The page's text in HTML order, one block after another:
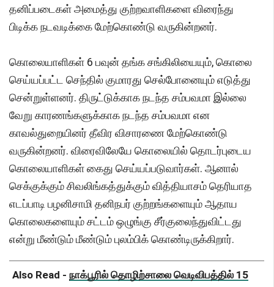
தனிப்படைகள் அமைத்து குற்றவாளிகளை விரைந்து
பிடிக்க நடவடிக்கை மேற்கொண்டு வருகின்றனர்.
கொலையாளிகள் 6 பவுன் தங்க சங்கிலியையும், கொலை
செய்யப்பட்ட செந்தில் குமாரது செல்போனையும் எடுத்து
சென்றுள்ளனர். திருட்டுக்காக நடந்த சம்பவமா இல்லை
வேறு காரணங்களுக்காக நடந்த சம்பவமா என
காவல்துறையினர் தீவிர விசாரணை மேற்கொண்டு
வருகின்றனர். விரைவிலேயே கொலையில் தொடர்புடைய
கொலையாளிகள் கைது செய்யப்படுவார்கள். ஆனால்
செக்குக்கும் சிவலிங்கத்துக்கும் வித்தியாசம் தெரியாத
எடப்பாடி பழனிசாமி தனிநபர் குற்றங்களையும் ஆதாய
கொலைகளையும் சட்டம் ஒழுங்கு சீர்குலைந்துவிட்டது
என்று மீண்டும் மீண்டும் புலம்பிக் கொண்டிருக்கிறார்.
Also Read - நாக்பூரில் தொழிற்சாலை வெடிவிபத்தில் 15